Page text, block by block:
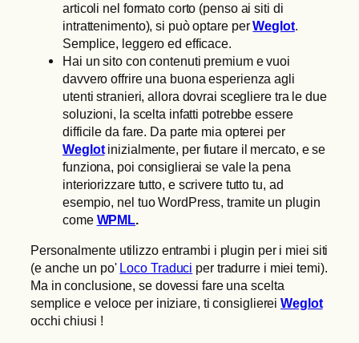
articoli nel formato corto (penso ai siti di
intrattenimento), si può optare perWeglot.
Semplice, leggero ed efficace.
Hai un sito con contenuti premium e vuoi
davvero offrire una buona esperienza agli
utenti stranieri, allora dovrai scegliere tra le due
soluzioni, la scelta infatti potrebbe essere
difficile da fare. Da parte mia opterei per
Weglotinizialmente, per fiutare il mercato, e se
funziona, poi consiglierai se vale la pena
interiorizzare tutto, e scrivere tutto tu, ad
esempio, nel tuo WordPress, tramite un plugin
come WPML.
Personalmente utilizzo entrambi i plugin per i miei siti
(e anche un po' Loco Traduci per tradurre i miei temi).
Ma in conclusione, se dovessi fare una scelta
semplice e veloce per iniziare, ti consigliereiWeglot
occhi chiusi !